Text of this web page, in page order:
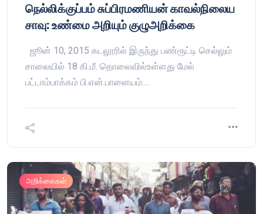
நெல்லிக்குப்பம் சுப்பிரமணியன் காவல்நிலைய
சாவு: உண்மை அறியும் குழுஅறிக்கை
ஜூன் 10, 2015 கடலூரில் இருந்து பண்ரூட்டி செல்லும்
சாலையில் 18 கி.மீ. தொலைவில்உள்ளது மேல்
பட்டாம்பாக்கம் பி.என்.பாளையம்.…
அறிக்கைகள்